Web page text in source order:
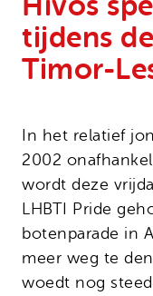
tijdens
Timor-
In het relatief
2002
wordt deze
LHBTI Pride
botenparade in
meer weg te
woedt nog
Noodfonds
Onze
Jaarverslag
Veelgestelde